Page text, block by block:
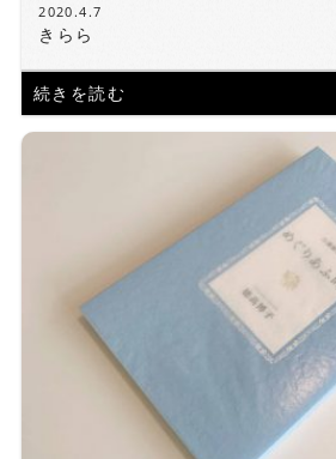
2020.4.7
きらら
続きを読む